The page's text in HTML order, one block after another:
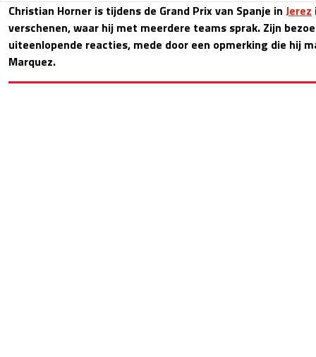
Christian Horner is tijdens de Grand Prix van Spanje in Jerez
verschenen, waar hij met meerdere teams sprak. Zijn
uiteenlopende reacties, mede door een opmerking die hij
Marquez.